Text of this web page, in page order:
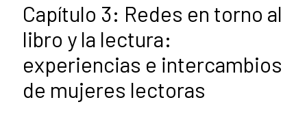
Capítulo 3: Redes en torno al
libro y la lectura:
experiencias e intercambios
de mujeres lectoras